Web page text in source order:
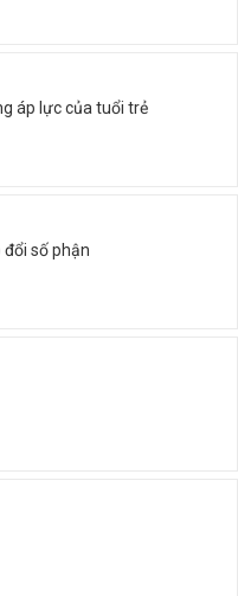
áp lực của tuổi trẻ
số phận